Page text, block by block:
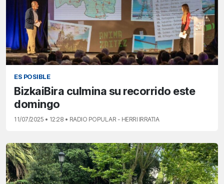
ES POSIBLE
BizkaiBira culmina su recorrido este
domingo
11/07/2025 • 12:28 • RADIO POPULAR - HERRI IRRATIA